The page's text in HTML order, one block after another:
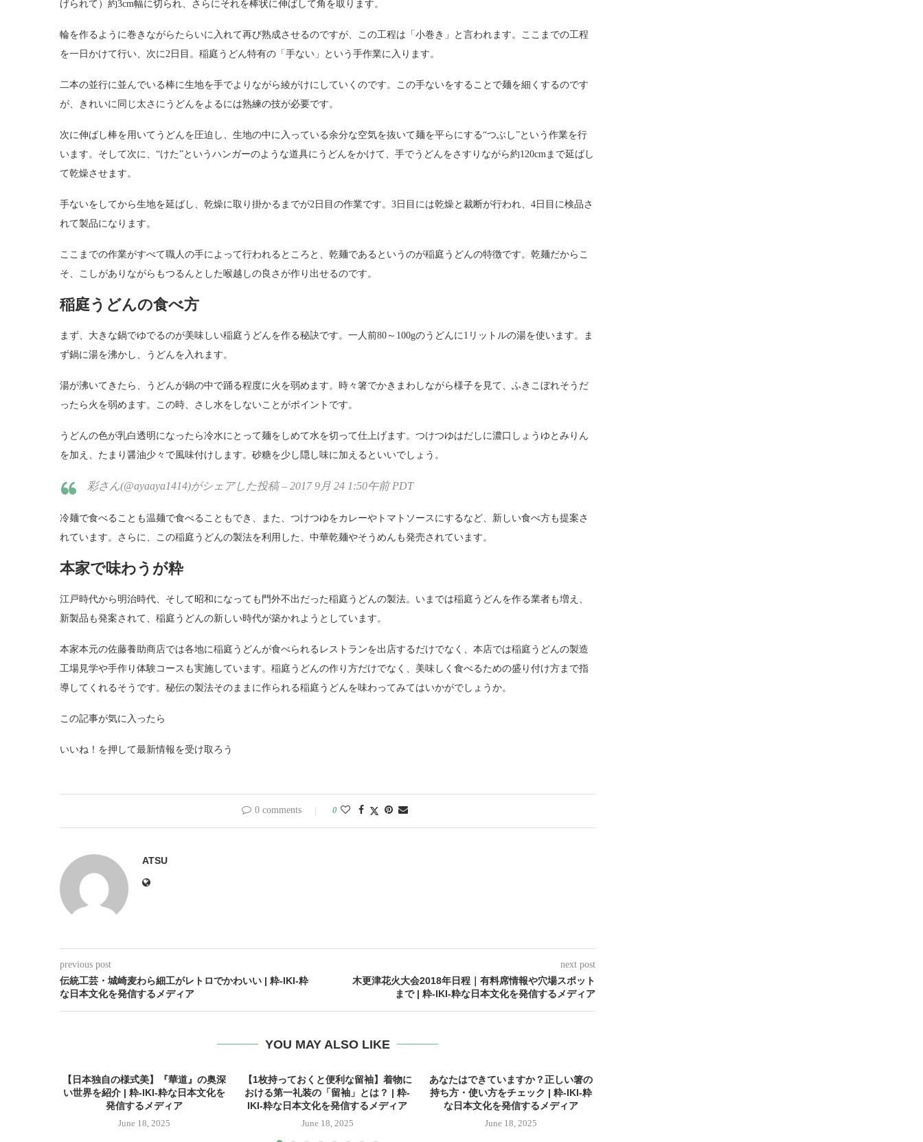
げられて）約3cm幅に切られ、さらにそれを棒状に伸ばして角を取ります。
輪を作るように巻きながらたらいに入れて再び熟成させるのですが、この工程は「小巻き」と言われます。ここまでの工程
を一日かけて行い、次に2日目。稲庭うどん特有の「手ない」という手作業に入ります。
二本の並行に並んでいる棒に生地を手でよりながら綾がけにしていくのです。この手ないをすることで麺を細くするのです
が、きれいに同じ太さにうどんをよるには熟練の技が必要です。
次に伸ばし棒を用いてうどんを圧迫し、生地の中に入っている余分な空気を抜いて麺を平らにする“つぶし”という作業を行
います。そして次に、“けた”というハンガーのような道具にうどんをかけて、手でうどんをさすりながら約120cmまで延ばし
て乾燥させます。
手ないをしてから生地を延ばし、乾燥に取り掛かるまでが2日目の作業です。3日目には乾燥と裁断が行われ、4日目に検品さ
れて製品になります。
ここまでの作業がすべて職人の手によって行われるところと、乾麺であるというのが稲庭うどんの特徴です。乾麺だからこ
そ、こしがありながらもつるんとした喉越しの良さが作り出せるのです。
稲庭うどんの食べ方
まず、大きな鍋でゆでるのが美味しい稲庭うどんを作る秘訣です。一人前80～100gのうどんに1リットルの湯を使います。ま
ず鍋に湯を沸かし、うどんを入れます。
湯が沸いてきたら、うどんが鍋の中で踊る程度に火を弱めます。時々箸でかきまわしながら様子を見て、ふきこぼれそうだ
ったら火を弱めます。この時、さし水をしないことがポイントです。
うどんの色が乳白透明になったら冷水にとって麺をしめて水を切って仕上げます。つけつゆはだしに濃口しょうゆとみりん
を加え、たまり醤油少々で風味付けします。砂糖を少し隠し味に加えるといいでしょう。
彩さん(@ayaaya1414)がシェアした投稿 – 2017 9月 24 1:50午前 PDT
冷麺で食べることも温麺で食べることもでき、また、つけつゆをカレーやトマトソースにするなど、新しい食べ方も提案さ
れています。さらに、この稲庭うどんの製法を利用した、中華乾麺やそうめんも発売されています。
本家で味わうが粋
江戸時代から明治時代、そして昭和になっても門外不出だった稲庭うどんの製法。いまでは稲庭うどんを作る業者も増え、
新製品も発案されて、稲庭うどんの新しい時代が築かれようとしています。
本家本元の佐藤養助商店では各地に稲庭うどんが食べられるレストランを出店するだけでなく、本店では稲庭うどんの製造
工場見学や手作り体験コースも実施しています。稲庭うどんの作り方だけでなく、美味しく食べるための盛り付け方まで指
導してくれるそうです。秘伝の製法そのままに作られる稲庭うどんを味わってみてはいかがでしょうか。
この記事が気に入ったら
いいね！を押して最新情報を受け取ろう
0 comments 0
ATSU
previous post
伝統工芸・城崎麦わら細工がレトロでかわいい | 粋-IKI-粋
な日本文化を発信するメディア
next post
木更津花火大会2018年日程｜有料席情報や穴場スポット
まで | 粋-IKI-粋な日本文化を発信するメディア
YOU MAY ALSO LIKE
【日本独自の様式美】『華道』の奥深
い世界を紹介 | 粋-IKI-粋な日本文化を
発信するメディア
June 18, 2025
【1枚持っておくと便利な留袖】着物に
おける第一礼装の「留袖」とは？ | 粋-
IKI-粋な日本文化を発信するメディア
June 18, 2025
あなたはできていますか？正しい箸の
持ち方・使い方をチェック | 粋-IKI-粋
な日本文化を発信するメディア
June 18, 2025